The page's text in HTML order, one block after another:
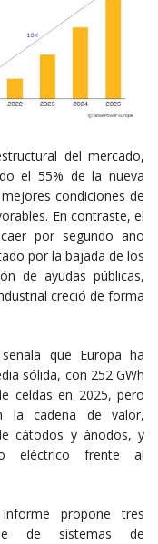
del mercado,
el 55% de la nueva
condiciones de
En contraste, el
por segundo año
por la bajada de los
de ayudas públicas,
creció de forma
que Europa ha
sólida, con 252 GWh
celdas en 2025, pero
la cadena de valor,
cátodos y ánodos, y
eléctrico frente al
propone tres
de sistemas de